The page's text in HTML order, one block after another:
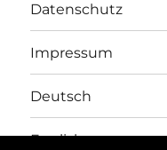
Datenschutz
Impressum
Deutsch
English